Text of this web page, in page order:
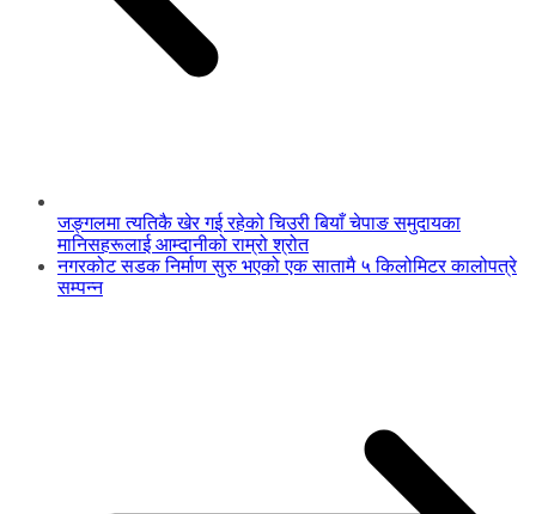
जङ्गलमा त्यतिकै खेर गई रहेको चिउरी बियाँ चेपाङ समुदायका
मानिसहरूलाई आम्दानीको राम्रो श्रोत
नगरकोट सडक निर्माण सुरु भएको एक सातामै ५ किलोमिटर कालोपत्रे
सम्पन्न